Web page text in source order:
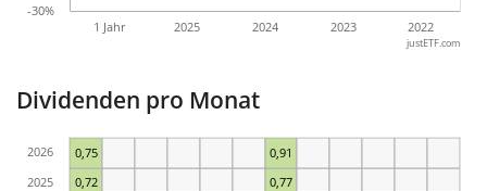
1 Jahr 2025 2024 2023 2022
-30%
justETF.com
Dividenden pro Monat
0,72 0,77
0,75 0,91
2025
2026